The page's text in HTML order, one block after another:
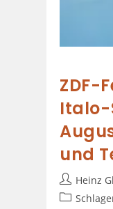
ZDF-
Italo-
und
Heinz